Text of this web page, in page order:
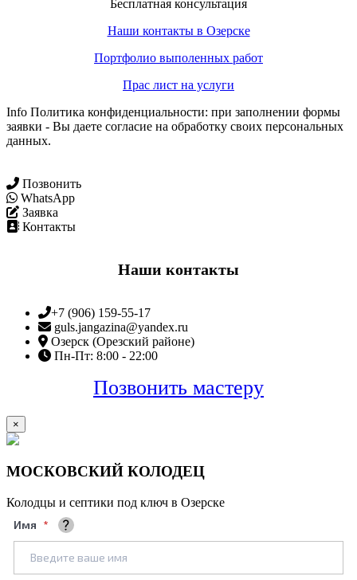
Бесплатная консультация
Наши контакты в Озерске
Портфолио выполенных работ
Прас лист на услуги
Info Политика конфиденциальности: при заполнении формы
заявки - Вы даете согласие на обработку своих персональных
данных.
Позвонить
WhatsApp
Заявка
Контакты
Наши контакты
+7 (906) 159-55-17
guls.jangazina@yandex.ru
Озерск (Орезский районе)
Пн-Пт: 8:00 - 22:00
Позвонить мастеру
×
МОСКОВСКИЙ КОЛОДЕЦ
Колодцы и септики под ключ в Озерске
Имя